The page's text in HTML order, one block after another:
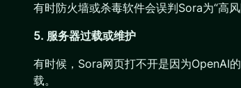
有时防火墙或杀毒软件会误判Sora为“高
5. 服务器过载或维护
有时候，Sora网页打不开是因为OpenAI
载。